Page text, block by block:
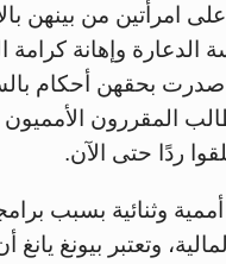
امرأتين من بينهن
الدعارة وإهانة كرامة
صدرت بحقهن أحكام
المقررون
ردًا حتى الآن.
وثنائية بسبب
وتعتبر بيونغ